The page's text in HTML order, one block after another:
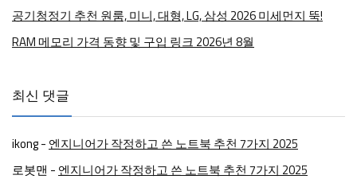
공기청정기 추천 원룸, 미니, 대형, LG, 삼성 2026 미세먼지 뚝!
RAM 메모리 가격 동향 및 구입 링크 2026년 8월
최신 댓글
ikong- 엔지니어가 작정하고 쓴 노트북 추천 7가지 2025
로봇맨 - 엔지니어가 작정하고 쓴 노트북 추천 7가지 2025